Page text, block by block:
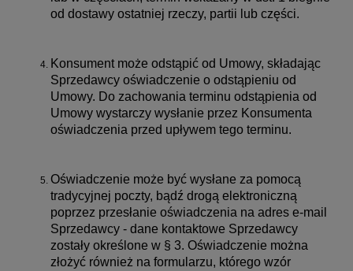
od dostawy ostatniej rzeczy, partii lub części.
Konsument może odstąpić od Umowy, składając
Sprzedawcy oświadczenie o odstąpieniu od
Umowy. Do zachowania terminu odstąpienia od
Umowy wystarczy wysłanie przez Konsumenta
oświadczenia przed upływem tego terminu.
Oświadczenie może być wysłane za pomocą
tradycyjnej poczty, bądź drogą elektroniczną
poprzez przesłanie oświadczenia na adres e-mail
Sprzedawcy - dane kontaktowe Sprzedawcy
zostały określone w § 3. Oświadczenie można
złożyć również na formularzu, którego wzór